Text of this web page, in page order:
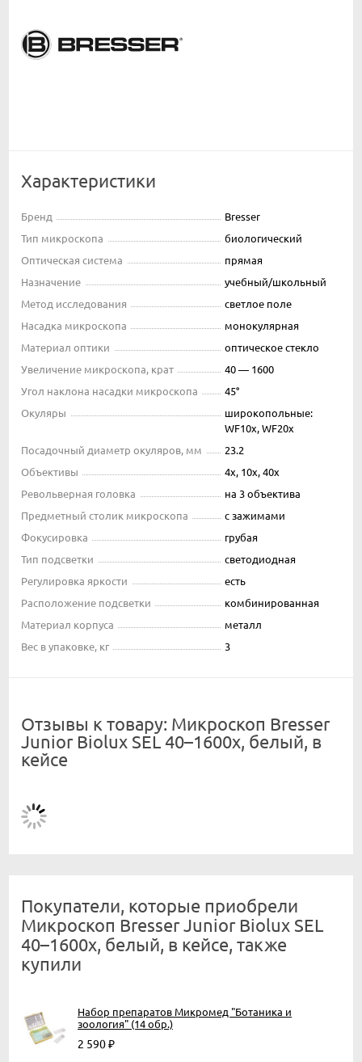
Характеристики
Бренд
Bresser
Тип микроскопа
биологический
Оптическая система
прямая
Назначение
учебный/школьный
Метод исследования
светлое поле
Насадка микроскопа
монокулярная
Материал оптики
оптическое стекло
Увеличение микроскопа, крат
40 — 1600
Угол наклона насадки микроскопа
45°
Окуляры
широкопольные:
WF10x, WF20x
Посадочный диаметр окуляров, мм
23.2
Объективы
4x, 10x, 40x
Револьверная головка
на 3 объектива
Предметный столик микроскопа
с зажимами
Фокусировка
грубая
Тип подсветки
светодиодная
Регулировка яркости
есть
Расположение подсветки
комбинированная
Материал корпуса
металл
Вес в упаковке, кг
3
Отзывы к товару: Микроскоп Bresser
Junior Biolux SEL 40–1600x, белый, в
кейсе
Покупатели, которые приобрели
Микроскоп Bresser Junior Biolux SEL
40–1600x, белый, в кейсе, также
купили
Набор препаратов Микромед "Ботаника и
зоология" (14 обр.)
2 590₽